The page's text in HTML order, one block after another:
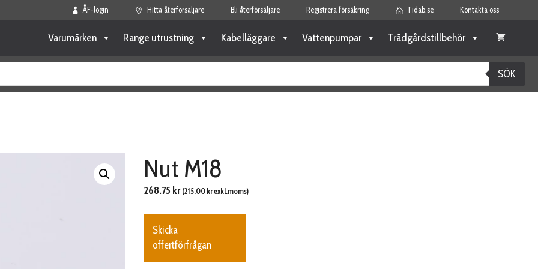
ÅF-login Hitta återförsäljare Bli återförsäljare Registrera försäkring Tidab.se Kontakta oss
Varumärken Range utrustning Kabelläggare Vattenpumpar Trädgårdstillbehör
SÖK
Nut M18
268.75 kr (215.00 krexkl.moms)
Skicka
offertförfrågan